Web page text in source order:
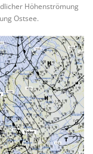
Höhenströmung
Ostsee.